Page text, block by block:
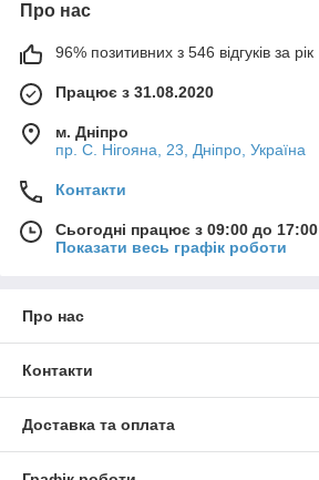
Про нас
96% позитивних з 546 відгуків за рік
Працює з 31.08.2020
м. Дніпро
пр. С. Нігояна, 23, Дніпро, Україна
Контакти
Сьогодні працює з 09:00 до 17:00
Показати весь графік роботи
Про нас
Контакти
Доставка та оплата